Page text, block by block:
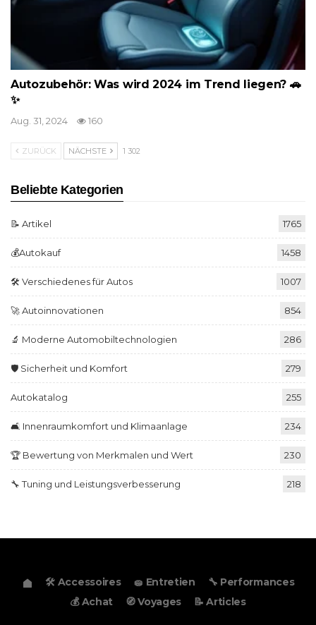
Autozubehör: Was wird 2024 im Trend liegen? 🚗
✨
Aug. 31, 2024 160
ZURÜCK NÄCHSTE 1 302
Beliebte Kategorien
📝 Artikel 1765
💰Autokauf 1458
🛠️ Verschiedenes für Autos 1007
🚀 Autoinnovationen 854
🔬 Moderne Automobiltechnologien 286
🛡️ Sicherheit und Komfort 279
Autokatalog 255
🛋️ Innenraumkomfort und Klimaanlage 234
🏆 Bewertung von Merkmalen und Wert 230
🔧 Tuning und Leistungsverbesserung 218
🛠️ Accessoires 🧽 Entretien
🔧 Performances
💰 Achat
🧭 Voyages 📝 Articles